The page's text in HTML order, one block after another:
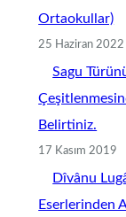
Ortaokullar)
25 Haziran 2022
Sagu
Belirtiniz.
17 Kasım 2019
Dîvânu
Eserlerinden